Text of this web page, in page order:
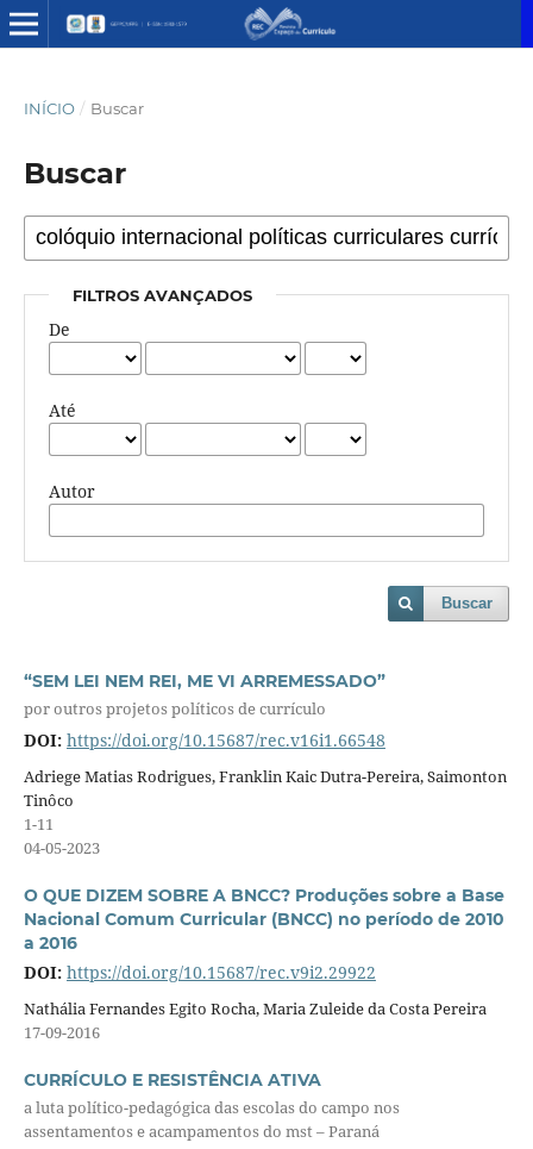
INÍCIO / Buscar
Buscar
FILTROS AVANÇADOS
De
Até
Autor
Buscar
“SEM LEI NEM REI, ME VI ARREMESSADO”
por outros projetos políticos de currículo
DOI: https://doi.org/10.15687/rec.v16i1.66548
Adriege Matias Rodrigues, Franklin Kaic Dutra-Pereira, Saimonton
Tinôco
1-11
04-05-2023
O QUE DIZEM SOBRE A BNCC? Produções sobre a Base
Nacional Comum Curricular (BNCC) no período de 2010
a 2016
DOI: https://doi.org/10.15687/rec.v9i2.29922
Nathália Fernandes Egito Rocha, Maria Zuleide da Costa Pereira
17-09-2016
CURRÍCULO E RESISTÊNCIA ATIVA
a luta político-pedagógica das escolas do campo nos
assentamentos e acampamentos do mst – Paraná